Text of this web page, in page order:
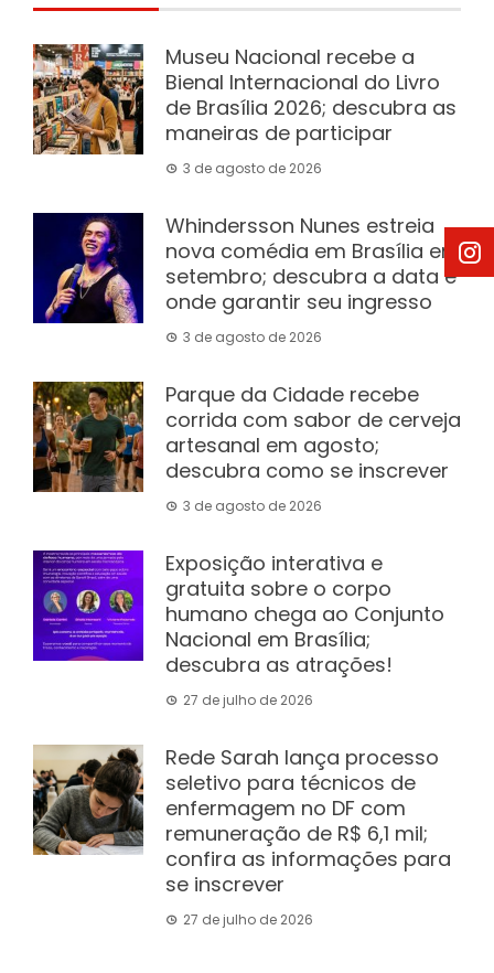
Museu Nacional recebe a
Bienal Internacional do Livro
de Brasília 2026; descubra as
maneiras de participar
3 de agosto de 2026
Whindersson Nunes estreia
nova comédia em Brasília em
setembro; descubra a data e
onde garantir seu ingresso
3 de agosto de 2026
Parque da Cidade recebe
corrida com sabor de cerveja
artesanal em agosto;
descubra como se inscrever
3 de agosto de 2026
Exposição interativa e
gratuita sobre o corpo
humano chega ao Conjunto
Nacional em Brasília;
descubra as atrações!
27 de julho de 2026
Rede Sarah lança processo
seletivo para técnicos de
enfermagem no DF com
remuneração de R$ 6,1 mil;
confira as informações para
se inscrever
27 de julho de 2026